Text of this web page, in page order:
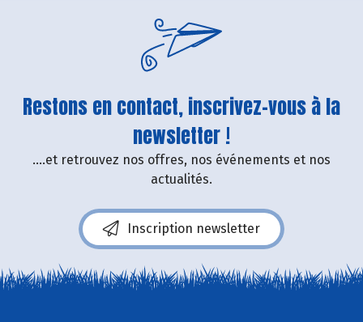
Restons en contact, inscrivez-vous à la
newsletter !
....et retrouvez nos offres, nos événements et nos
actualités.
Inscription newsletter